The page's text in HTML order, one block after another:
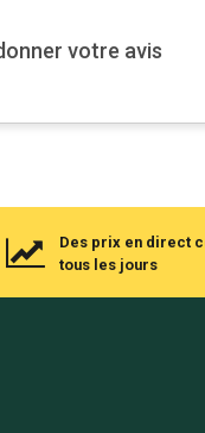
votre avis
Des prix en direct
tous les jours